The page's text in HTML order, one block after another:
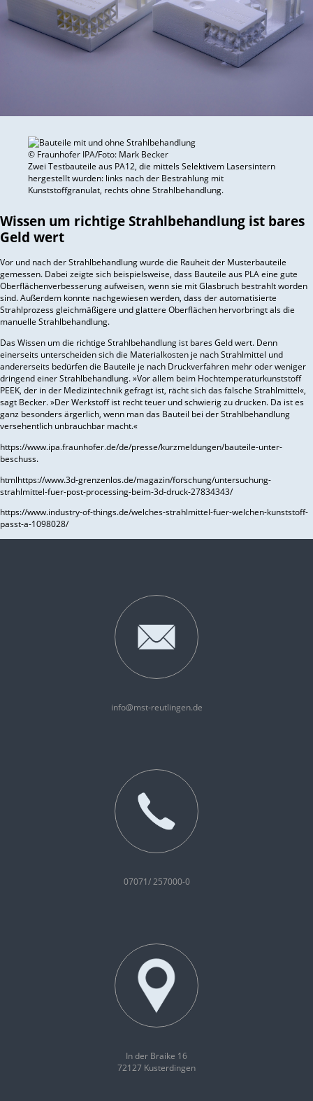
© Fraunhofer IPA/Foto: Mark Becker
Zwei Testbauteile aus PA12, die mittels Selektivem Lasersintern
hergestellt wurden: links nach der Bestrahlung mit
Kunststoffgranulat, rechts ohne Strahlbehandlung.
Wissen um richtige Strahlbehandlung ist bares
Geld wert
Vor und nach der Strahlbehandlung wurde die Rauheit der Musterbauteile
gemessen. Dabei zeigte sich beispielsweise, dass Bauteile aus PLA eine gute
Oberflächenverbesserung aufweisen, wenn sie mit Glasbruch bestrahlt worden
sind. Außerdem konnte nachgewiesen werden, dass der automatisierte
Strahlprozess gleichmäßigere und glattere Oberflächen hervorbringt als die
manuelle Strahlbehandlung.
Das Wissen um die richtige Strahlbehandlung ist bares Geld wert. Denn
einerseits unterscheiden sich die Materialkosten je nach Strahlmittel und
andererseits bedürfen die Bauteile je nach Druckverfahren mehr oder weniger
dringend einer Strahlbehandlung. »Vor allem beim Hochtemperaturkunststoff
PEEK, der in der Medizintechnik gefragt ist, rächt sich das falsche Strahlmittel«,
sagt Becker. »Der Werkstoff ist recht teuer und schwierig zu drucken. Da ist es
ganz besonders ärgerlich, wenn man das Bauteil bei der Strahlbehandlung
versehentlich unbrauchbar macht.«
https://www.ipa.fraunhofer.de/de/presse/kurzmeldungen/bauteile-unter-
beschuss.
htmlhttps://www.3d-grenzenlos.de/magazin/forschung/untersuchung-
strahlmittel-fuer-post-processing-beim-3d-druck-27834343/
https://www.industry-of-things.de/welches-strahlmittel-fuer-welchen-kunststoff-
passt-a-1098028/
info@mst-reutlingen.de
07071/ 257000-0
In der Braike 16
72127 Kusterdingen